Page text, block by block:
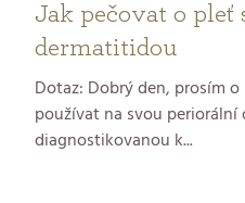
Jak pečovat o pleť
dermatitidou
Dotaz: Dobrý den, prosím
používat na svou
diagnostikovanou k...